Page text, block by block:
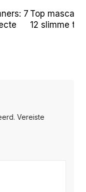
7 Top
12 slimme
Vereiste